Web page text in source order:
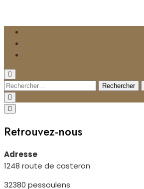
Skip
content
Rechercher :
Retrouvez-nous
Adresse
1248 route de casteron
32380 pessoulens